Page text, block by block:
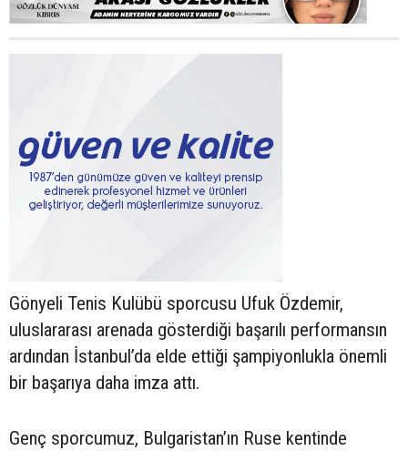
Gönyeli Tenis Kulübü sporcusu Ufuk Özdemir,
uluslararası arenada gösterdiği başarılı performansın
ardından İstanbul’da elde ettiği şampiyonlukla önemli
bir başarıya daha imza attı.
Genç sporcumuz, Bulgaristan’ın Ruse kentinde